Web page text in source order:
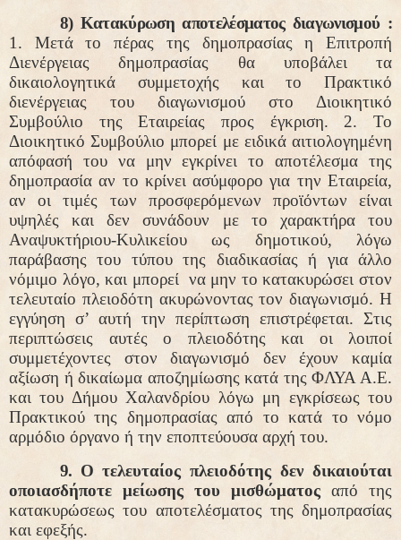
8) Κατακύρωση αποτελέσματος διαγωνισμού :
1. Μετά το πέρας της δημοπρασίας η Επιτροπή
Διενέργειας δημοπρασίας θα υποβάλει τα
δικαιολογητικά συμμετοχής και το Πρακτικό
διενέργειας του διαγωνισμού στο Διοικητικό
Συμβούλιο της Εταιρείας προς έγκριση. 2. Το
Διοικητικό Συμβούλιο μπορεί με ειδικά αιτιολογημένη
απόφασή του να μην εγκρίνει το αποτέλεσμα της
δημοπρασία αν το κρίνει ασύμφορο για την Εταιρεία,
αν οι τιμές των προσφερόμενων προϊόντων είναι
υψηλές και δεν συνάδουν με το χαρακτήρα του
Αναψυκτήριου-Κυλικείου ως δημοτικού, λόγω
παράβασης του τύπου της διαδικασίας ή για άλλο
νόμιμο λόγο, και μπορεί να μην το κατακυρώσει στον
τελευταίο πλειοδότη ακυρώνοντας τον διαγωνισμό. Η
εγγύηση σ’ αυτή την περίπτωση επιστρέφεται. Στις
περιπτώσεις αυτές ο πλειοδότης και οι λοιποί
συμμετέχοντες στον διαγωνισμό δεν έχουν καμία
αξίωση ή δικαίωμα αποζημίωσης κατά της ΦΛΥΑ Α.Ε.
και του Δήμου Χαλανδρίου λόγω μη εγκρίσεως του
Πρακτικού της δημοπρασίας από το κατά το νόμο
αρμόδιο όργανο ή την εποπτεύουσα αρχή του.
9. Ο τελευταίος πλειοδότης δεν δικαιούται
οποιασδήποτε μείωσης του μισθώματος από της
κατακυρώσεως του αποτελέσματος της δημοπρασίας
και εφεξής.